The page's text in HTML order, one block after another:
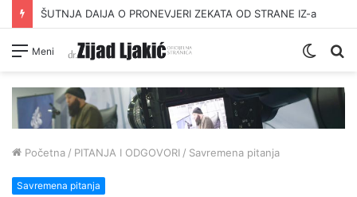
ŠUTNJA DAIJA O PRONEVJERI ZEKATA OD STRANE IZ-a
Meni
Switch
Početna / PITANJA I ODGOVORI / Savremena pitanja
Savremena pitanja